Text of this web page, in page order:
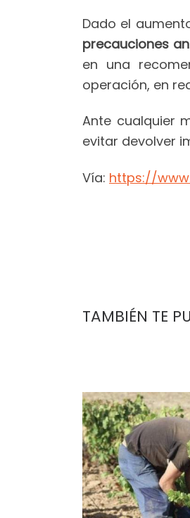
Dado el
precauciones
en una
operación, en
Ante cualquier
evitar devolver
Vía: https://
TAMBIÉN TE